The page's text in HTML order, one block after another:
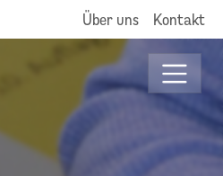
Über uns Kontakt